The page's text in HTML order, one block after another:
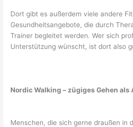
Dort gibt es außerdem viele andere
Gesundheitsangebote, die durch
Trainer begleitet werden. Wer sich
Unterstützung wünscht, ist dort also
Nordic Walking – zügiges Gehen
Menschen, die sich gerne draußen in